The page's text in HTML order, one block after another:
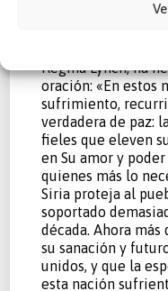
internacional de
Regina Lynch, ha
oración: «En estos
sufrimiento,
verdadera de paz:
fieles que eleven
en Su amor y
quienes más lo
Siria proteja al
soportado
década. Ahora
su sanación y
unidos, y que la
esta nación